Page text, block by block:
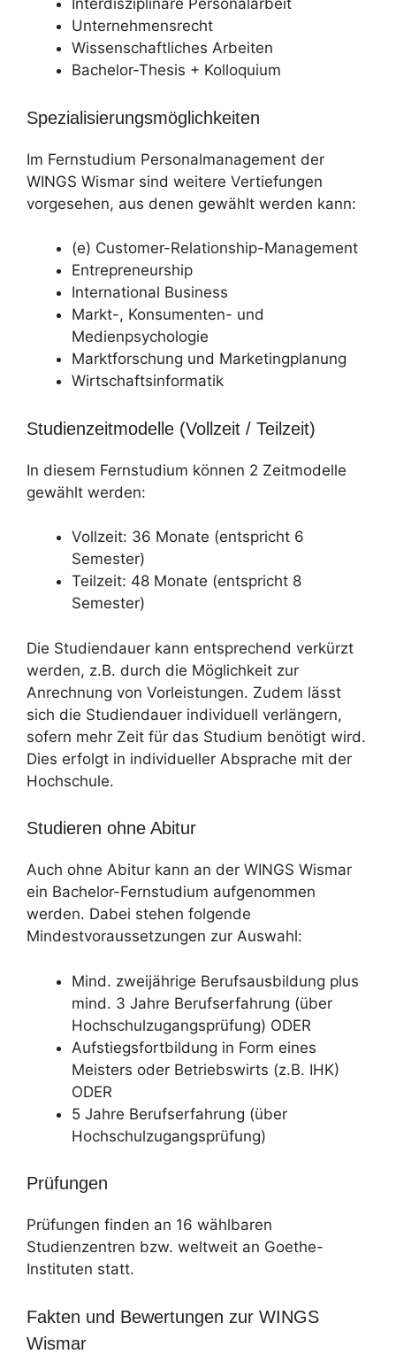
Interdisziplinäre Personalarbeit
Unternehmensrecht
Wissenschaftliches Arbeiten
Bachelor-Thesis + Kolloquium
Spezialisierungsmöglichkeiten
Im Fernstudium Personalmanagement der
WINGS Wismar sind weitere Vertiefungen
vorgesehen, aus denen gewählt werden kann:
(e) Customer-Relationship-Management
Entrepreneurship
International Business
Markt-, Konsumenten- und
Medienpsychologie
Marktforschung und Marketingplanung
Wirtschaftsinformatik
Studienzeitmodelle (Vollzeit / Teilzeit)
In diesem Fernstudium können 2 Zeitmodelle
gewählt werden:
Vollzeit: 36 Monate (entspricht 6
Semester)
Teilzeit: 48 Monate (entspricht 8
Semester)
Die Studiendauer kann entsprechend verkürzt
werden, z.B. durch die Möglichkeit zur
Anrechnung von Vorleistungen. Zudem lässt
sich die Studiendauer individuell verlängern,
sofern mehr Zeit für das Studium benötigt wird.
Dies erfolgt in individueller Absprache mit der
Hochschule.
Studieren ohne Abitur
Auch ohne Abitur kann an der WINGS Wismar
ein Bachelor-Fernstudium aufgenommen
werden. Dabei stehen folgende
Mindestvoraussetzungen zur Auswahl:
Mind. zweijährige Berufsausbildung plus
mind. 3 Jahre Berufserfahrung (über
Hochschulzugangsprüfung) ODER
Aufstiegsfortbildung in Form eines
Meisters oder Betriebswirts (z.B. IHK)
ODER
5 Jahre Berufserfahrung (über
Hochschulzugangsprüfung)
Prüfungen
Prüfungen finden an 16 wählbaren
Studienzentren bzw. weltweit an Goethe-
Instituten statt.
Fakten und Bewertungen zur WINGS
Wismar